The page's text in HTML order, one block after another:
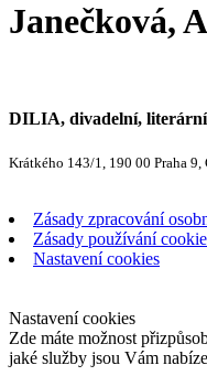
Janečková,
DILIA, divadelní,
Krátkého 143/1, 190 00 Praha
Zásady zpracování
Zásady používání
Nastavení cookies
Nastavení cookies
Zde máte možnost
jaké služby jsou Vám